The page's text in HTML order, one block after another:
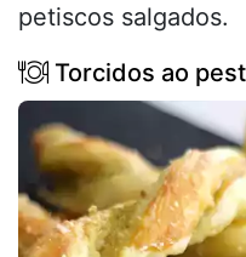
petiscos salgados.
Torcidos ao